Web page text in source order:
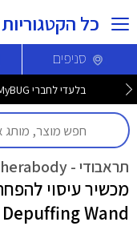
כל הקטגוריות
סניפים
בלעדי לחברי MyBUG! מגוון מקלדות AULA ב-20% הנחה >>>
תראבודי - Therabody
Depuffing Wand